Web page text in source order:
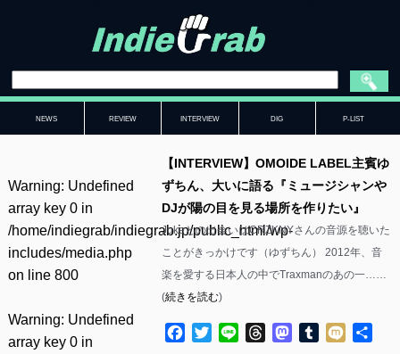
NEWS REVIEW INTERVIEW DIG P-LIST
Warning: Undefined
array key 0 in
/home/indiegrab/indiegrab.jp/public_html/wp-
includes/media.php
on line 800
Warning: Undefined
array key 0 in
【INTERVIEW】OMOIDE LABEL主賓ゆ
ずちん、大いに語る『ミュージシャンや
DJが陽の目を見る場所を作りたい』
Jukeとの出会いはCRZKNYさんの音源を聴いた
ことがきっかけです（ゆずちん） 2012年、音
楽を愛する日本人の中でTraxmanのあの一……
(続きを読む)
Facebook
TwitterLine ThreadsMastodon
Tumblr
Mixi